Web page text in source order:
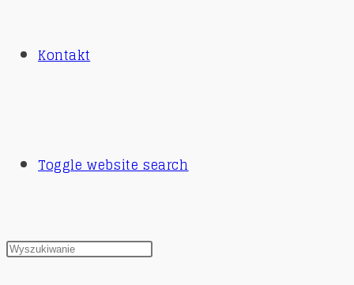
Kontakt
Toggle website search